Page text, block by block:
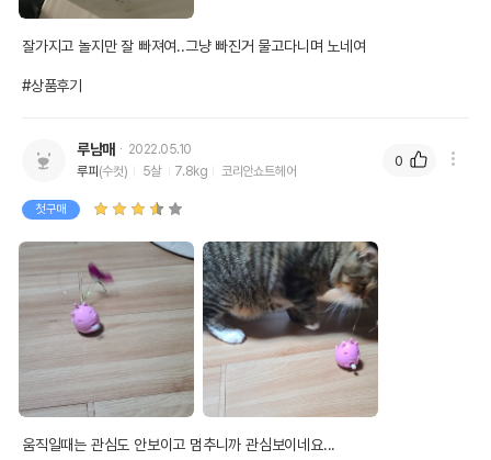
잘가지고 놀지만 잘 빠져여..그냥 빠진거 물고다니며 노네여
#상품후기
루남매
2022.05.10
루피 (수컷) 5살 7.8kg 코리안쇼트헤어
첫구매
움직일때는 관심도 안보이고 멈추니까 관심보이네요...
0